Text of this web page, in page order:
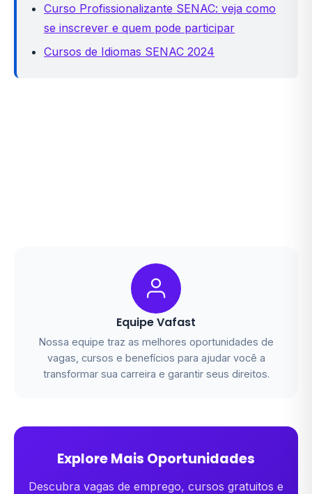
Curso Profissionalizante SENAC: veja como
se inscrever e quem pode participar
Cursos de Idiomas SENAC 2024
Equipe Vafast
Nossa equipe traz as melhores oportunidades de
vagas, cursos e benefícios para ajudar você a
transformar sua carreira e garantir seus direitos.
Explore Mais Oportunidades
Descubra vagas de emprego, cursos gratuitos e